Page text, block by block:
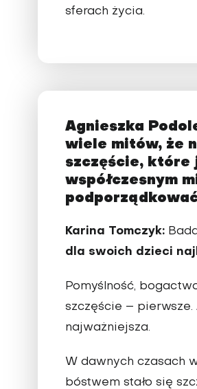
sferach życia.
Agnieszka
wiele mitów, że
szczęście, które
współczesnym
Karina Tomczyk:
dla swoich dzieci
Pomyślność,
szczęście –
najważniejsza.
W dawnych czasach
bóstwem stało się